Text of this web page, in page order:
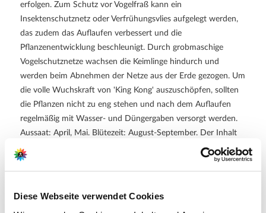
Diese Webseite verwendet Cookies
erfolgen. Zum Schutz vor Vogelfraß kann ein
Insektenschutznetz oder Verfrühungsvlies aufgelegt werden,
das zudem das Auflaufen verbessert und die
Pflanzenentwicklung beschleunigt. Durch grobmaschige
Vogelschutznetze wachsen die Keimlinge hindurch und
werden beim Abnehmen der Netze aus der Erde gezogen. Um
die volle Wuchskraft von 'King Kong' auszuschöpfen, sollten
die Pflanzen nicht zu eng stehen und nach dem Auflaufen
regelmäßig mit Wasser- und Düngergaben versorgt werden.
Aussaat: April, Mai. Blütezeit: August-September. Der Inhalt
reicht für ca. 15 Pflanzen